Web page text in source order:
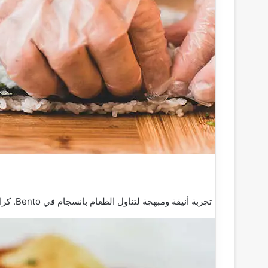
تجربة أنيقة ومبهجة لتناول الطعام بانسجام في Bento‏‏. كراسي عالية الظهر في حانة السوشي مصممة لراحتك في كل زياراتك.